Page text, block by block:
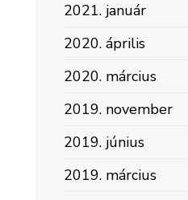
2021. január
2020. április
2020. március
2019. november
2019. június
2019. március